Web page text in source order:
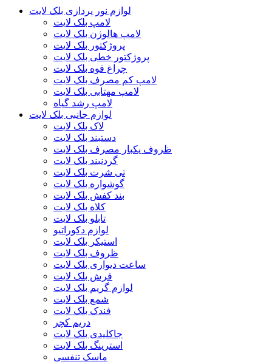
لوازم نور پردازی بلک لایت
لامپ بلک لایت
لامپ هالوژن بلک لایت
پروژکتور بلک لایت
پروژکتور خطی بلک لایت
چراغ قوه بلک لایت
لامپ کم مصرف بلک لایت
لامپ مهتابی بلک لایت
لامپ رشد گیاه
لوازم جانبی بلک لایت
لاک بلک لایت
دستبند بلک لایت
ظروف یکبار مصرف بلک لایت
گردنبند بلک لایت
تی شرت بلک لایت
گوشواره بلک لایت
بند کفش بلک لایت
کلاه بلک لایت
تابلو بلک لایت
لوازم دکوراتیو
استیکر بلک لایت
ظروف بلک لایت
ساعت دیواری بلک لایت
فرش بلک لایت
لوازم گریم بلک لایت
شمع بلک لایت
فندک بلک لایت
دریم کچر
جاکلیدی بلک لایت
استرینگ بلک لایت
ماسک تنفسی